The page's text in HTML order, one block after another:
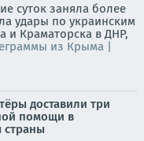
суток заняла более
удары по украинским
и Краматорска в ДНР,
из Крыма |
доставили три
помощи в